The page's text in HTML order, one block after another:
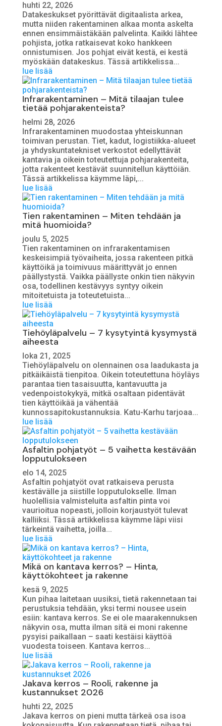
huhti 22, 2026
Datakeskukset pyörittävät digitaalista arkea,
mutta niiden rakentaminen alkaa monta askelta
ennen ensimmäistäkään palvelinta. Kaikki lähtee
pohjista, jotka ratkaisevat koko hankkeen
onnistumisen. Jos pohjat eivät kestä, ei kestä
myöskään datakeskus. Tässä artikkelissa...
lue lisää
Infrarakentaminen – Mitä tilaajan tulee
tietää pohjarakenteista?
helmi 28, 2026
Infrarakentaminen muodostaa yhteiskunnan
toimivan perustan. Tiet, kadut, logistiikka-alueet
ja yhdyskuntatekniset verkostot edellyttävät
kantavia ja oikein toteutettuja pohjarakenteita,
jotta rakenteet kestävät suunnitellun käyttöiän.
Tässä artikkelissa käymme läpi,...
lue lisää
Tien rakentaminen – Miten tehdään ja
mitä huomioida?
joulu 5, 2025
Tien rakentaminen on infrarakentamisen
keskeisimpiä työvaiheita, jossa rakenteen pitkä
käyttöikä ja toimivuus määrittyvät jo ennen
päällystystä. Vaikka päällyste onkin tien näkyvin
osa, todellinen kestävyys syntyy oikein
mitoitetuista ja toteutetuista...
lue lisää
Tiehöyläpalvelu – 7 kysytyintä kysymystä
aiheesta
loka 21, 2025
Tiehöyläpalvelu on olennainen osa laadukasta ja
pitkäikäistä tienpitoa. Oikein toteutettuna höyläys
parantaa tien tasaisuutta, kantavuutta ja
vedenpoistokykyä, mitkä osaltaan pidentävät
tien käyttöikää ja vähentää
kunnossapitokustannuksia. Katu-Karhu tarjoaa...
lue lisää
Asfaltin pohjatyöt – 5 vaihetta kestävään
lopputulokseen
elo 14, 2025
Asfaltin pohjatyöt ovat ratkaiseva perusta
kestävälle ja siistille lopputulokselle. Ilman
huolellisia valmisteluita asfaltin pinta voi
vaurioitua nopeasti, jolloin korjaustyöt tulevat
kalliiksi. Tässä artikkelissa käymme läpi viisi
tärkeintä vaihetta, joilla...
lue lisää
Mikä on kantava kerros? – Hinta,
käyttökohteet ja rakenne
kesä 9, 2025
Kun pihaa laitetaan uusiksi, tietä rakennetaan tai
perustuksia tehdään, yksi termi nousee usein
esiin: kantava kerros. Se ei ole maarakennuksen
näkyvin osa, mutta ilman sitä ei moni rakenne
pysyisi paikallaan – saati kestäisi käyttöä
vuodesta toiseen. Kantava kerros...
lue lisää
Jakava kerros – Rooli, rakenne ja
kustannukset 2026
huhti 22, 2025
Jakava kerros on pieni mutta tärkeä osa isoa